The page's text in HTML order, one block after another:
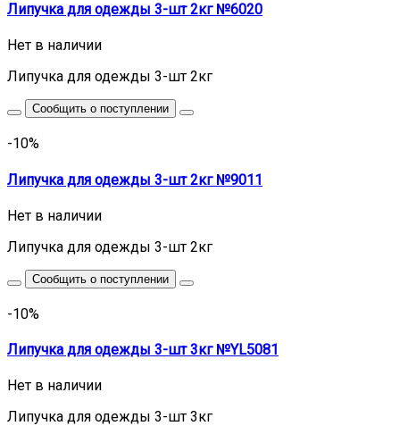
Липучка для одежды 3-шт 2кг №6020
Нет в наличии
Липучка для одежды 3-шт 2кг
Сообщить о поступлении
-10%
Липучка для одежды 3-шт 2кг №9011
Нет в наличии
Липучка для одежды 3-шт 2кг
Сообщить о поступлении
-10%
Липучка для одежды 3-шт 3кг №YL5081
Нет в наличии
Липучка для одежды 3-шт 3кг